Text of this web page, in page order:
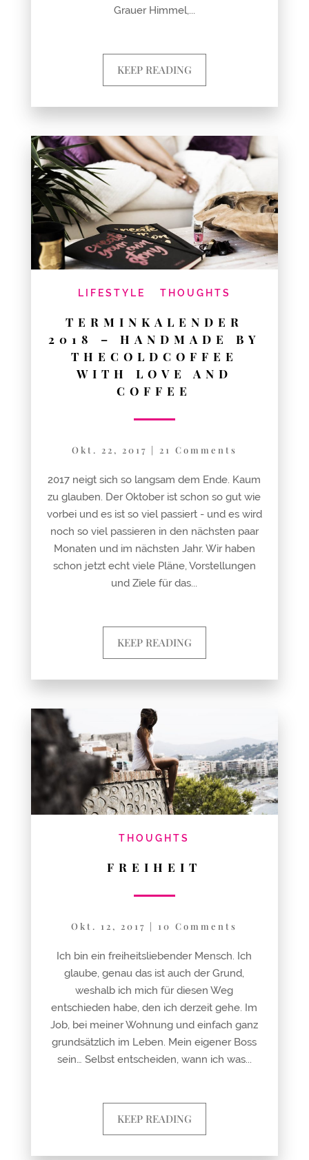
Grauer Himmel,...
KEEP READING
LIFESTYLE THOUGHTS
TERMINKALENDER
2018 – HANDMADE BY
THECOLDCOFFEE
WITH LOVE AND
COFFEE
Okt. 22, 2017 | 21 Comments
2017 neigt sich so langsam dem Ende. Kaum
zu glauben. Der Oktober ist schon so gut wie
vorbei und es ist so viel passiert - und es wird
noch so viel passieren in den nächsten paar
Monaten und im nächsten Jahr. Wir haben
schon jetzt echt viele Pläne, Vorstellungen
und Ziele für das...
KEEP READING
THOUGHTS
FREIHEIT
Okt. 12, 2017 | 10 Comments
Ich bin ein freiheitsliebender Mensch. Ich
glaube, genau das ist auch der Grund,
weshalb ich mich für diesen Weg
entschieden habe, den ich derzeit gehe. Im
Job, bei meiner Wohnung und einfach ganz
grundsätzlich im Leben. Mein eigener Boss
sein… Selbst entscheiden, wann ich was...
KEEP READING